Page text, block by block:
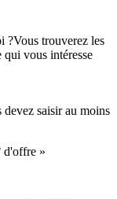
?Vous trouverez les
qui vous intéresse
saisir au moins
d'offre »